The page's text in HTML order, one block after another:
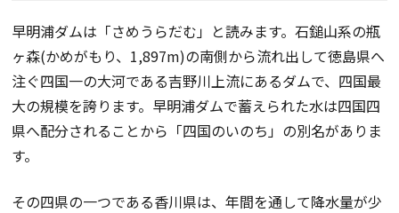
早明浦ダムは「さめうらだむ」と読みます。石鎚山系の瓶
ヶ森(かめがもり、1,897m)の南側から流れ出して徳島県へ
注ぐ四国一の大河である吉野川上流にあるダムで、四国最
大の規模を誇ります。早明浦ダムで蓄えられた水は四国四
県へ配分されることから「四国のいのち」の別名がありま
す。
その四県の一つである香川県は、年間を通して降水量が少